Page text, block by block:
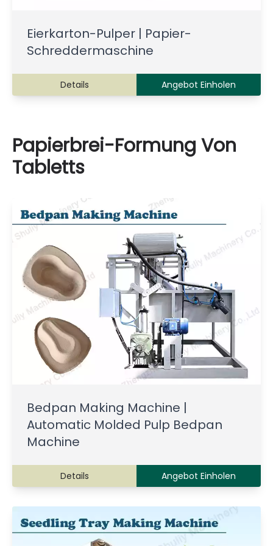
Eierkarton-Pulper | Papier-
Schreddermaschine
Details Angebot Einholen
Papierbrei-Formung Von
Tabletts
Bedpan Making Machine |
Automatic Molded Pulp Bedpan
Machine
Details Angebot Einholen